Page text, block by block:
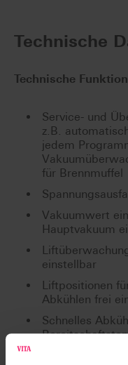
Technische
Technische
Service- und
z.B.
jedem
für Brennmuffel
Vakuumwert
Hauptvakuum
einstellbar
Liftpositionen
Abkühlen frei
Schnelles